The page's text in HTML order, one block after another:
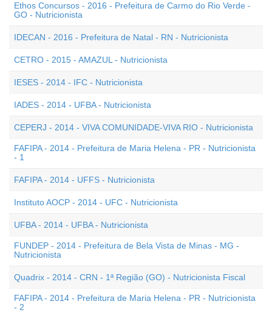
Ethos Concursos - 2016 - Prefeitura de Carmo do Rio Verde -
GO - Nutricionista
IDECAN - 2016 - Prefeitura de Natal - RN - Nutricionista
CETRO - 2015 - AMAZUL - Nutricionista
IESES - 2014 - IFC - Nutricionista
IADES - 2014 - UFBA - Nutricionista
CEPERJ - 2014 - VIVA COMUNIDADE-VIVA RIO - Nutricionista
FAFIPA - 2014 - Prefeitura de Maria Helena - PR - Nutricionista
- 1
FAFIPA - 2014 - UFFS - Nutricionista
Instituto AOCP - 2014 - UFC - Nutricionista
UFBA - 2014 - UFBA - Nutricionista
FUNDEP - 2014 - Prefeitura de Bela Vista de Minas - MG -
Nutricionista
Quadrix - 2014 - CRN - 1ª Região (GO) - Nutricionista Fiscal
FAFIPA - 2014 - Prefeitura de Maria Helena - PR - Nutricionista
- 2